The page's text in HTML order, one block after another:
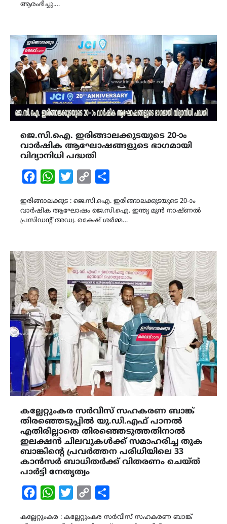
ആരംഭിച്ചു.…
ജെ.സി.ഐ. ഇരിങ്ങാലക്കുടയുടെ 20-ാം
വാർഷിക ആഘോഷങ്ങളുടെ ഭാഗമായി
വിദ്യാനിധി പദ്ധതി
FacebookWhatsAppTwitterCopy
ഇരിങ്ങാലക്കുട : ജെ.സി.ഐ. ഇരിങ്ങാലക്കുടയുടെ 20-ാം
വാർഷിക ആഘോഷം ജെ.സി.ഐ. ഇന്ത്യ മുൻ നാഷ്ണൽ
പ്രസിഡന്റ് അഡ്വ. രകേഷ് ശർമ്മ…
കല്ലേറ്റുംകര സർവീസ് സഹകരണ ബാങ്ക്
തിരഞ്ഞെടുപ്പിൽ യു.ഡി.എഫ് പാനൽ
എതിരില്ലാതെ തിരഞ്ഞെടുത്തതിനാൽ
ഇലക്ഷൻ ചിലവുകൾക്ക് സമാഹരിച്ച തുക
ബാങ്കിന്റെ പ്രവർത്തന പരിധിയിലെ 33
കാൻസർ ബാധിതർക്ക് വിതരണം ചെയ്ത്
പാർട്ടി നേതൃത്വം
FacebookWhatsAppTwitterCopy
കല്ലേറ്റുംകര : കല്ലേറ്റുംകര സർവീസ് സഹകരണ ബാങ്ക്